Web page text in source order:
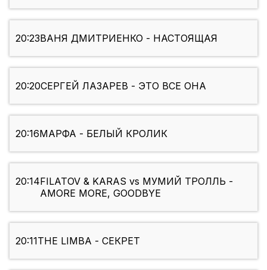
20:23ВАНЯ ДМИТРИЕНКО - НАСТОЯЩАЯ
20:20СЕРГЕЙ ЛАЗАРЕВ - ЭТО ВСЕ ОНА
20:16МАРФА - БЕЛЫЙ КРОЛИК
20:14FILATOV & KARAS vs МУМИЙ ТРОЛЛЬ -
AMORE MORE, GOODBYE
20:11THE LIMBA - СЕКРЕТ